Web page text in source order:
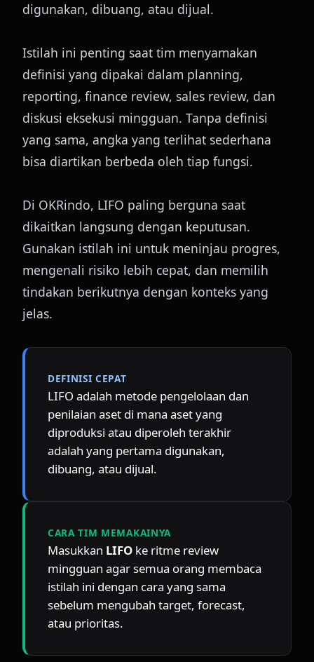
digunakan, dibuang, atau dijual.
Istilah ini penting saat tim menyamakan
definisi yang dipakai dalam planning,
reporting, finance review, sales review, dan
diskusi eksekusi mingguan. Tanpa definisi
yang sama, angka yang terlihat sederhana
bisa diartikan berbeda oleh tiap fungsi.
Di OKRindo, LIFO paling berguna saat
dikaitkan langsung dengan keputusan.
Gunakan istilah ini untuk meninjau progres,
mengenali risiko lebih cepat, dan memilih
tindakan berikutnya dengan konteks yang
jelas.
DEFINISI CEPAT
LIFO adalah metode pengelolaan dan
penilaian aset di mana aset yang
diproduksi atau diperoleh terakhir
adalah yang pertama digunakan,
dibuang, atau dijual.
CARA TIM MEMAKAINYA
Masukkan LIFO ke ritme review
mingguan agar semua orang membaca
istilah ini dengan cara yang sama
sebelum mengubah target, forecast,
atau prioritas.